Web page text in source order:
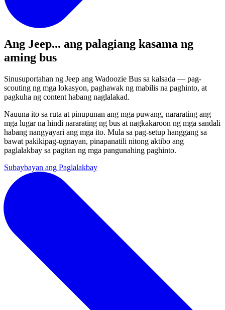
Ang Jeep... ang palagiang kasama ng
aming bus
Sinusuportahan ng Jeep ang Wadoozie Bus sa kalsada — pag-
scouting ng mga lokasyon, paghawak ng mabilis na paghinto, at
pagkuha ng content habang naglalakad.
Nauuna ito sa ruta at pinupunan ang mga puwang, nararating ang
mga lugar na hindi nararating ng bus at nagkakaroon ng mga sandali
habang nangyayari ang mga ito. Mula sa pag-setup hanggang sa
bawat pakikipag-ugnayan, pinapanatili nitong aktibo ang
paglalakbay sa pagitan ng mga pangunahing paghinto.
Subaybayan ang Paglalakbay